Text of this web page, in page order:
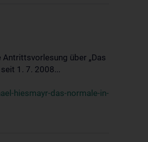
über „Das
1. 7. 2008...
hiesmayr-das-normale-in-